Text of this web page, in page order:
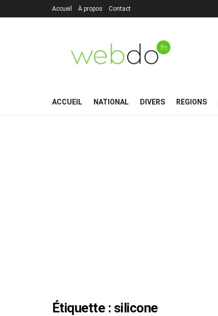
Accueil À propos Contact
ACCUEIL NATIONAL DIVERS REGIONS
Étiquette : silicone